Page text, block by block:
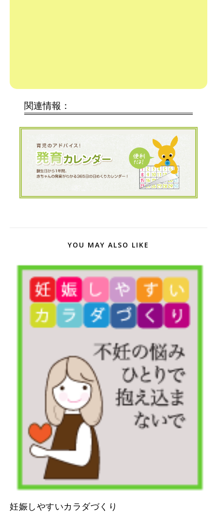
関連情報：
YOU MAY ALSO LIKE
妊娠しやすいカラダづくり